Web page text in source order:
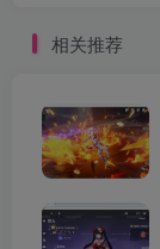
频教程
相关推荐